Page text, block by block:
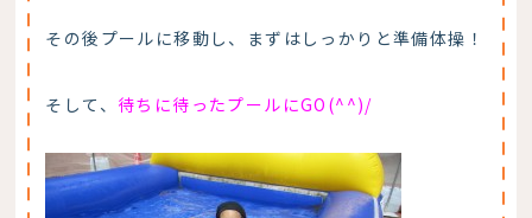
その後プールに移動し、まずはしっかりと準備体操！
そして、 待ちに待ったプールにGO(^^)/